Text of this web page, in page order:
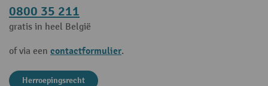
0800 35 211
gratis in heel België
of via een contactformulier.
Herroepingsrecht